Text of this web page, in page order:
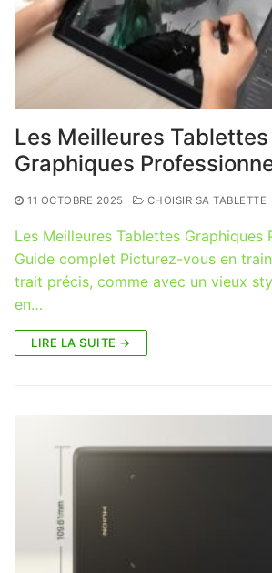
Les Meilleures Tablettes
Graphiques
11 OCTOBRE 2025 CHOISIR SA TABLETTE
Les Meilleures Tablettes Graphiques
Guide complet Picturez-vous en
trait précis, comme avec un vieux
en…
LIRE LA SUITE →